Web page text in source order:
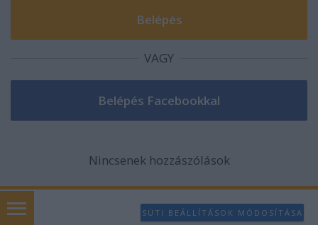
VAGY
Nincsenek hozzászólások
SÜTI BEÁLLÍTÁSOK MÓDOSÍTÁSA